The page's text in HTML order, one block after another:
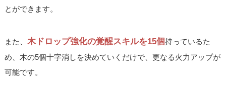
とができます。
また、木ドロップ強化の覚醒スキルを15個持っているた
め、木の5個十字消しを決めていくだけで、更なる火力アップが
可能です。